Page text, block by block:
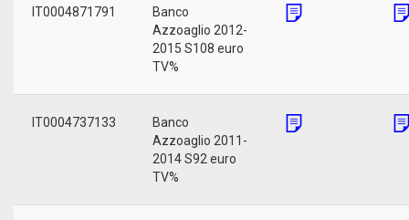
IT0004871791
Banco
Azzoaglio 2012-
2015 S108 euro
TV%
IT0004737133
Banco
Azzoaglio 2011-
2014 S92 euro
TV%